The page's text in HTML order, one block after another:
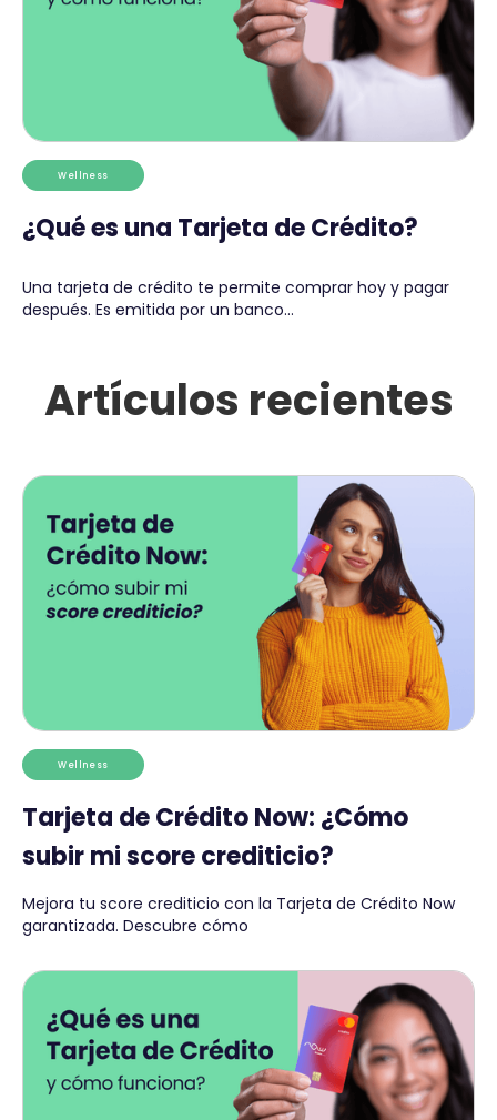
Wellness
¿Qué es una Tarjeta de Crédito?
Una tarjeta de crédito te permite comprar hoy y pagar
después. Es emitida por un banco...
Artículos recientes
Wellness
Tarjeta de Crédito Now: ¿Cómo
subir mi score crediticio?
Mejora tu score crediticio con la Tarjeta de Crédito Now
garantizada. Descubre cómo